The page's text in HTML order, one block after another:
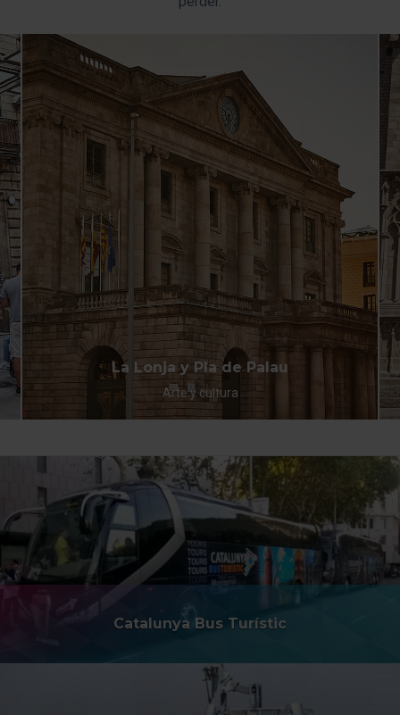
menú de la parte inferior de la web.
La Lonja y Pla de Palau
Arte y cultura
Catalunya Bus Turístic